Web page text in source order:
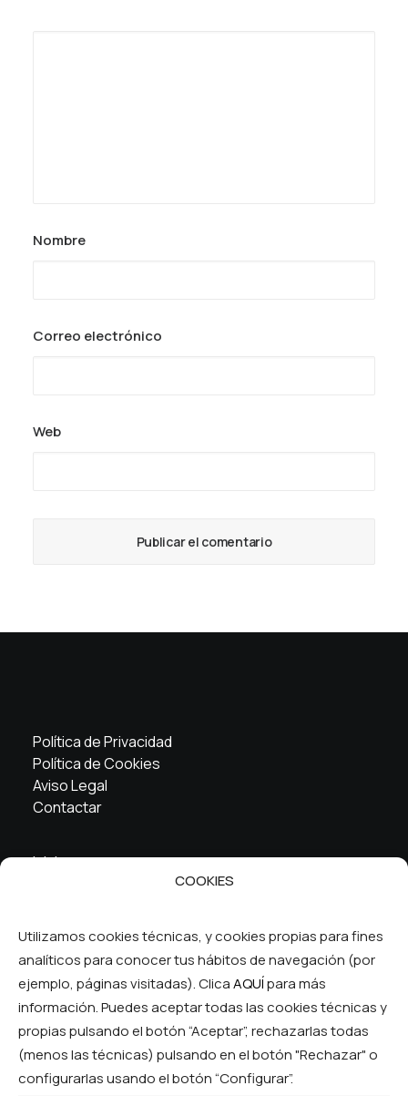
COOKIES
Utilizamos cookies técnicas, y cookies propias para fines
analíticos para conocer tus hábitos de navegación (por
ejemplo, páginas visitadas). ClicaAQUÍpara más
información. Puedes aceptar todas las cookies técnicas y
propias pulsando el botón “Aceptar”, rechazarlas todas
(menos las técnicas) pulsando en el botón "Rechazar" o
configurarlas usando el botón “Configurar”.
Nombre
Correo electrónico
Web
Política de Privacidad
Política de Cookies
Aviso Legal
Contactar
Inicio
FAQ
Síguenos en las RRSS